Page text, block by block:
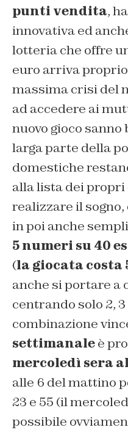
punti vendita,
innovativa ed
lotteria che offre
euro arriva
massima crisi del
ad accedere ai
nuovo gioco sanno
larga parte della
domestiche
alla lista dei
realizzare il sogno,
in poi anche
5 numeri su 40
(la giocata costa
anche si portare a
centrando solo 2,
combinazione
settimanaleè
mercoledì sera
alle 6 del mattino
23 e 55 (il
possibile